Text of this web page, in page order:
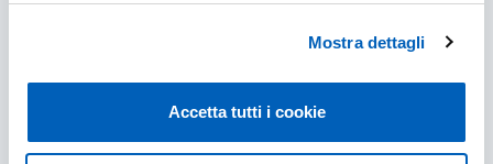
Mostra dettagli
Accetta tutti i cookie